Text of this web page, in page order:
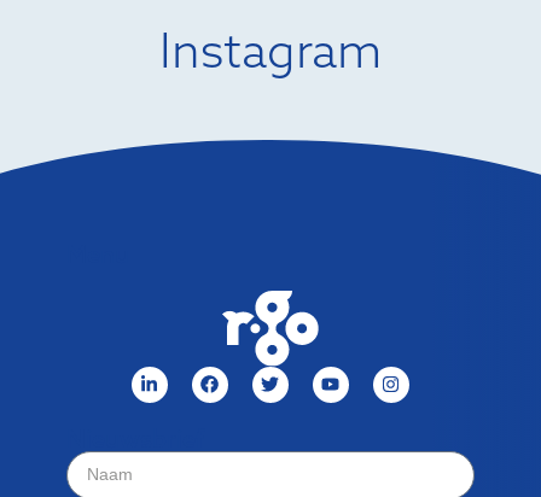
Instagram